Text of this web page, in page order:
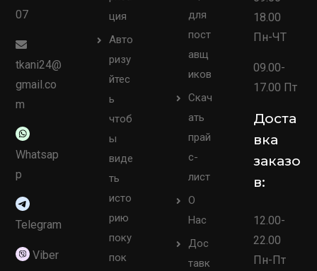
07
tkani24@
gmail.co
m
Whatsap
p
Telegram
Viber
ция
Авто
ризу
йтес
ь
чтоб
ы
виде
ть
исто
рию
поку
пок
для
пост
авщ
иков
Скач
ать
прай
с-
лист
О
Нас
Дос
тавк
18.00
Пн-ЧТ
09.00-
17.00 Пт
Доста
вка
заказо
в:
12.00-
22.00
Пн-Пт